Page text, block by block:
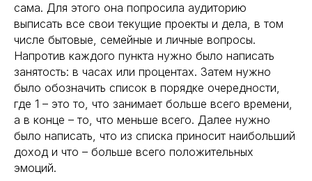
сама. Для этого она попросила аудиторию
выписать все свои текущие проекты и дела, в том
числе бытовые, семейные и личные вопросы.
Напротив каждого пункта нужно было написать
занятость: в часах или процентах. Затем нужно
было обозначить список в порядке очередности,
где 1 – это то, что занимает больше всего времени,
а в конце – то, что меньше всего. Далее нужно
было написать, что из списка приносит наибольший
доход и что – больше всего положительных
эмоций.